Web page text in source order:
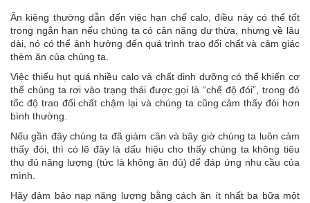
Ăn kiêng thường dẫn đến việc hạn chế calo, điều này có thể tốt
trong ngắn hạn nếu chúng ta có cân nặng dư thừa, nhưng về lâu
dài, nó có thể ảnh hưởng đến quá trình trao đổi chất và cảm giác
thèm ăn của chúng ta.
Việc thiếu hụt quá nhiều calo và chất dinh dưỡng có thể khiến cơ
thể chúng ta rơi vào trạng thái được gọi là “chế độ đói”, trong đó
tốc độ trao đổi chất chậm lại và chúng ta cũng cảm thấy đói hơn
bình thường.
Nếu gần đây chúng ta đã giảm cân và bây giờ chúng ta luôn cảm
thấy đói, thì có lẽ đây là dấu hiệu cho thấy chúng ta không tiêu
thụ đủ năng lượng (tức là không ăn đủ) để đáp ứng nhu cầu của
mình.
Hãy đảm bảo nạp năng lượng bằng cách ăn ít nhất ba bữa một